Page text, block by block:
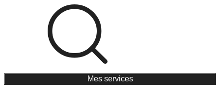
Mes services